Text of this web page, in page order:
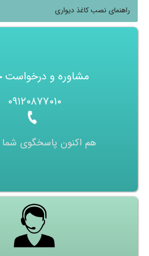
راهنمای نصب کاغذ دیواری
مشاوره و درخواست
۰۹۱۲۰۸۷۷۰۱۰
هم اکنون پاسخگوی